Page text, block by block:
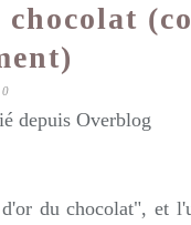
depuis Overblog
du chocolat", et